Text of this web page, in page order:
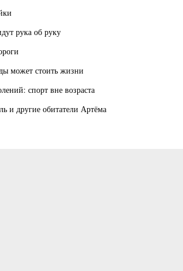
рука об руку
может стоить жизни
спорт вне возраста
и другие обитатели Артёма